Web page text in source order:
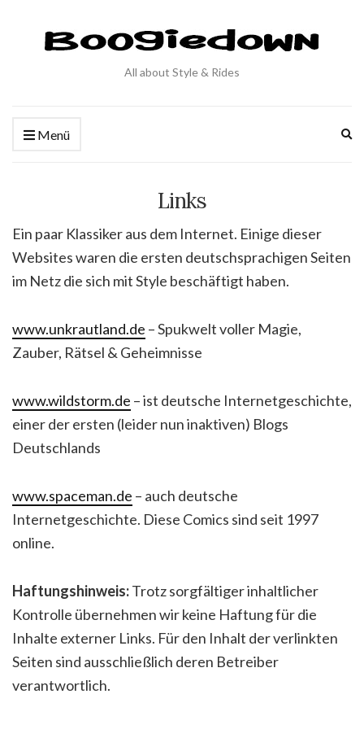
All about Style & Rides
Menü
Links
Ein paar Klassiker aus dem Internet. Einige dieser
Websites waren die ersten deutschsprachigen Seiten
im Netz die sich mit Style beschäftigt haben.
www.unkrautland.de – Spukwelt voller Magie,
Zauber, Rätsel & Geheimnisse
www.wildstorm.de – ist deutsche Internetgeschichte,
einer der ersten (leider nun inaktiven) Blogs
Deutschlands
www.spaceman.de – auch deutsche
Internetgeschichte. Diese Comics sind seit 1997
online.
Haftungshinweis:Trotz sorgfältiger inhaltlicher
Kontrolle übernehmen wir keine Haftung für die
Inhalte externer Links. Für den Inhalt der verlinkten
Seiten sind ausschließlich deren Betreiber
verantwortlich.